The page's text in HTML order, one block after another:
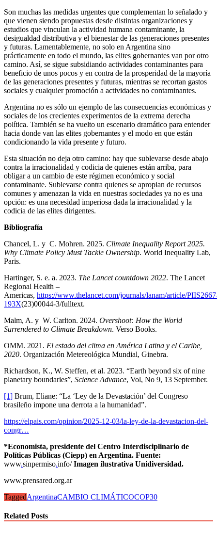
Son muchas las medidas urgentes que complementan lo señalado y
que vienen siendo propuestas desde distintas organizaciones y
estudios que vinculan la actividad humana contaminante, la
desigualdad distributiva y el bienestar de las generaciones presentes
y futuras. Lamentablemente, no solo en Argentina sino
prácticamente en todo el mundo, las elites gobernantes van por otro
camino. Así, se sigue subsidiando actividades contaminantes para
beneficio de unos pocos y en contra de la prosperidad de la mayoría
de las generaciones presentes y futuras, mientras se recortan gastos
sociales y cualquier promoción a actividades no contaminantes.
Argentina no es sólo un ejemplo de las consecuencias económicas y
sociales de los crecientes experimentos de la extrema derecha
política. También se ha vuelto un escenario dramático para entender
hacia donde van las elites gobernantes y el modo en que están
condicionando la vida presente y futuro.
Esta situación no deja otro camino: hay que sublevarse desde abajo
contra la irracionalidad y codicia de quienes están arriba, para
obligar a un cambio de este régimen económico y social
contaminante. Sublevarse contra quienes se apropian de recursos
comunes y amenazan la vida en nuestras sociedades ya no es una
opción: es una necesidad imperiosa dada la irracionalidad y la
codicia de las elites dirigentes.
Bibliografía
Chancel, L. y C. Mohren. 2025. Climate Inequality Report 2025.
Why Climate Policy Must Tackle Ownership. World Inequality Lab,
Paris.
Hartinger, S. e. a. 2023. The Lancet countdown 2022. The Lancet
Regional Health –
Americas, https://www.thelancet.com/journals/lanam/article/
193X(23)00044-3/fulltext.
Malm, A. y W. Carlton. 2024. Overshoot: How the World
Surrendered to Climate Breakdown. Verso Books.
OMM. 2021. El estado del clima en América Latina y el Caribe,
2020. Organización Metereológica Mundial, Ginebra.
Richardson, K., W. Steffen, et al. 2023. “Earth beyond six of nine
planetary boundaries”, Science Advance, Vol, No 9, 13 September.
[1] Brum, Eliane: “La ‘Ley de la Devastación’ del Congreso
brasileño impone una derrota a la humanidad”.
https://elpais.com/opinion/2025-12-03/la-ley-de-la-devastacion-del-
congr…
*Economista, presidente del Centro Interdisciplinario de
Políticas Públicas (Ciepp) en Argentina. Fuente:
www.sinpermiso.info/Imagen ilustrativa Unidiversidad.
www.prensared.org.ar
TaggedArgentinaCAMBIO CLIMÁTICOCOP30
Related Posts